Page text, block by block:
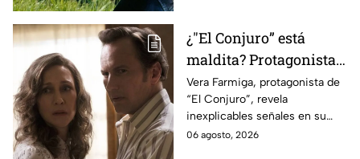
¿"El Conjuro” está
maldita? Protagonista
revela INQUIETANTES
señales en su cuerpo
durante la grabación de
la película
Vera Farmiga, protagonista de
“El Conjuro”, revela
inexplicables señales en su
cuerpo durante el rodaje de la
06 agosto, 2026